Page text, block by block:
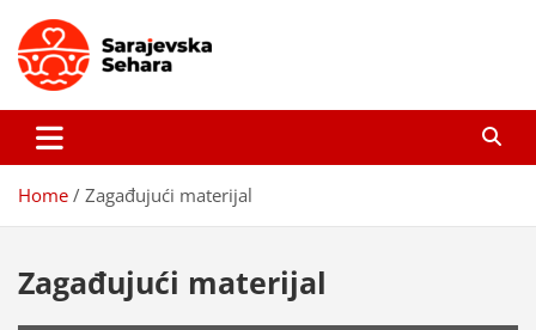
content
Sarajevska sehara
Home Zagađujući materijal
Zagađujući materijal